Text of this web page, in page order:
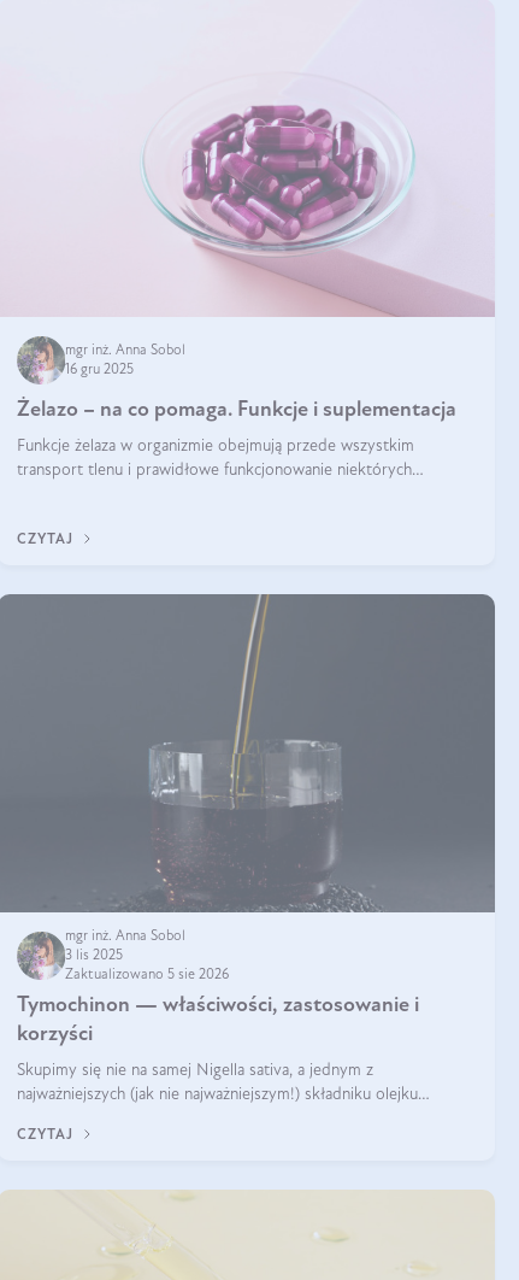
mgr inż. Anna Sobol
16 gru 2025
Żelazo – na co pomaga. Funkcje i suplementacja
Funkcje żelaza w organizmie obejmują przede wszystkim
transport tlenu i prawidłowe funkcjonowanie niektórych
etapie życia.
CZYTAJ
mgr inż. Anna Sobol
3 lis 2025
Zaktualizowano 5 sie 2026
Tymochinon — właściwości, zastosowanie i
korzyści
Skupimy się nie na samej Nigella sativa, a jednym z
najważniejszych (jak nie najważniejszym!) składniku olejku
CZYTAJ